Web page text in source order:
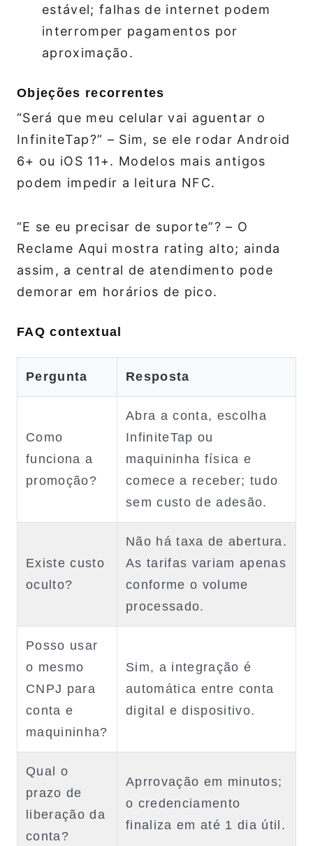
estável; falhas de internet podem
interromper pagamentos por
aproximação.
Objeções recorrentes
“Será que meu celular vai aguentar o
InfiniteTap?” – Sim, se ele rodar Android
6+ ou iOS 11+. Modelos mais antigos
podem impedir a leitura NFC.
“E se eu precisar de suporte”? – O
Reclame Aqui mostra rating alto; ainda
assim, a central de atendimento pode
demorar em horários de pico.
FAQ contextual
Pergunta Resposta
Como
funciona a
promoção?
Abra a conta, escolha
InfiniteTap ou
maquininha física e
comece a receber; tudo
sem custo de adesão.
Existe custo
oculto?
Não há taxa de abertura.
As tarifas variam apenas
conforme o volume
processado.
Posso usar
o mesmo
CNPJ para
conta e
maquininha?
Sim, a integração é
automática entre conta
digital e dispositivo.
Qual o
prazo de
liberação da
conta?
Aprrovação em minutos;
o credenciamento
finaliza em até 1 dia útil.